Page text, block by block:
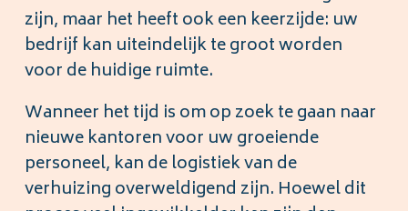
zijn, maar het heeft ook een keerzijde: uw
bedrijf kan uiteindelijk te groot worden
voor de huidige ruimte.
Wanneer het tijd is om op zoek te gaan naar
nieuwe kantoren voor uw groeiende
personeel, kan de logistiek van de
verhuizing overweldigend zijn. Hoewel dit